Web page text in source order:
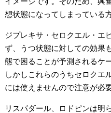
想状態になってしまっている
ジプレキサ・セロクエル・エ
ず、うつ状態に対しての効果
態で困ることが予測されるケ
しかしこれらのうちセロクエ
には使えませんので注意が必
リスパダール、ロドピンは明